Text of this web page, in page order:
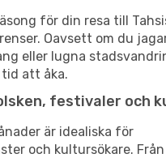
för din resa till
Oavsett om du
eller lugna
att åka.
festivaler och
är idealiska för
och kultursökare.